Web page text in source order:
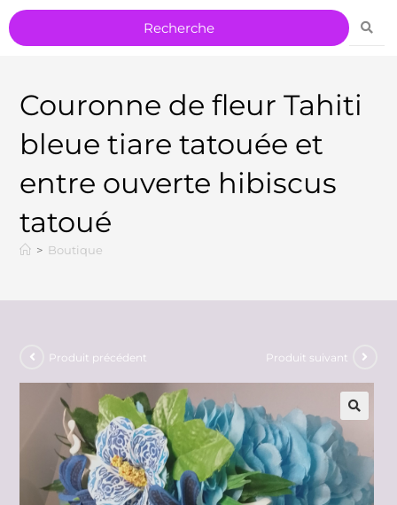
Couronne de fleur Tahiti
bleue tiare tatouée et
entre ouverte hibiscus
tatoué
> Boutique
Produit précédent Produit suivant